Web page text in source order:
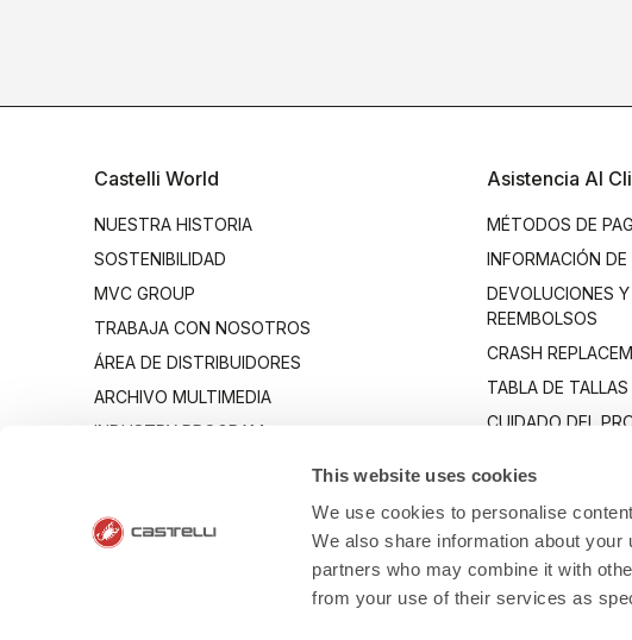
This website uses cookies
We use cookies to personalise
We also share information about
partners who may combine it with
from your use of their services as
Castelli World
NUESTRA HISTORIA
SOSTENIBILIDAD
MVC GROUP
TRABAJA CON NOSOTROS
ÁREA DE DISTRIBUIDORES
ARCHIVO MULTIMEDIA
INDUSTRY PROGRAM
Asistencia Al
MÉTODOS DE
INFORMACIÓN DE
DEVOLUCIONES Y
REEMBOLSOS
CRASH
TABLA DE TALLAS
CUIDADO DEL